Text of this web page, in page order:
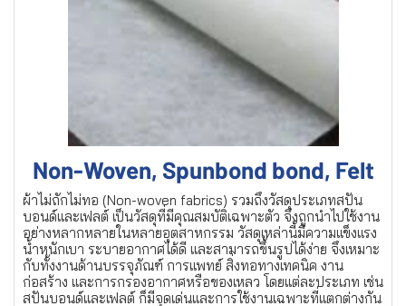
Non-Woven, Spunbond bond, Felt
ผ้าไม่ถักไม่ทอ (Non-woven fabrics) รวมถึงวัสดุประเภทสปัน
บอนด์และเฟลต์ เป็นวัสดุที่มีคุณสมบัติเฉพาะตัว จึงถูกนำไปใช้งาน
อย่างหลากหลายในหลายอุตสาหกรรม วัสดุเหล่านี้มีความแข็งแรง
น้ำหนักเบา ระบายอากาศได้ดี และสามารถขึ้นรูปได้ง่าย จึงเหมาะ
กับทั้งงานด้านบรรจุภัณฑ์ การแพทย์ สิ่งทอทางเทคนิค งาน
ก่อสร้าง และการกรองอากาศหรือของเหลว โดยแต่ละประเภท เช่น
สปันบอนด์และเฟลต์ ก็มีจุดเด่นและการใช้งานเฉพาะที่แตกต่างกัน